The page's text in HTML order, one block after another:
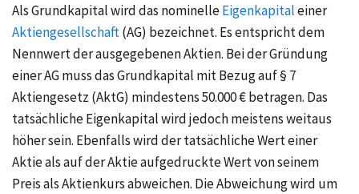
Als Grundkapital wird das nominelleEigenkapitaleiner
Aktiengesellschaft(AG) bezeichnet. Es entspricht dem
Nennwert der ausgegebenen Aktien. Bei der Gründung
einer AG muss das Grundkapital mit Bezug auf § 7
Aktiengesetz (AktG) mindestens 50.000 € betragen. Das
tatsächliche Eigenkapital wird jedoch meistens weitaus
höher sein. Ebenfalls wird der tatsächliche Wert einer
Aktie als auf der Aktie aufgedruckte Wert von seinem
Preis als Aktienkurs abweichen. Die Abweichung wird um